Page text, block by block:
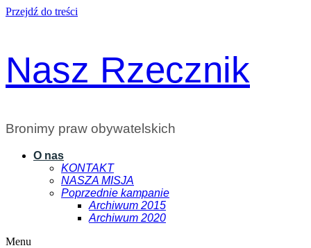
Przejdź do treści
Nasz Rzecznik
Bronimy praw obywatelskich
O nas
KONTAKT
NASZA MISJA
Poprzednie kampanie
Archiwum 2015
Archiwum 2020
Menu